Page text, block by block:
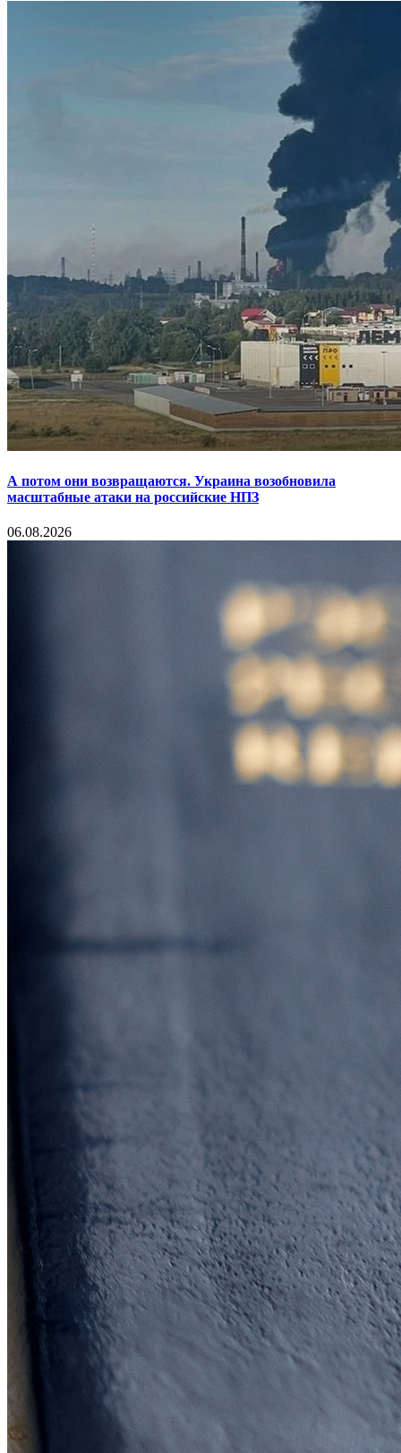
А потом они возвращаются. Украина возобновила
масштабные атаки на российские НПЗ
06.08.2026